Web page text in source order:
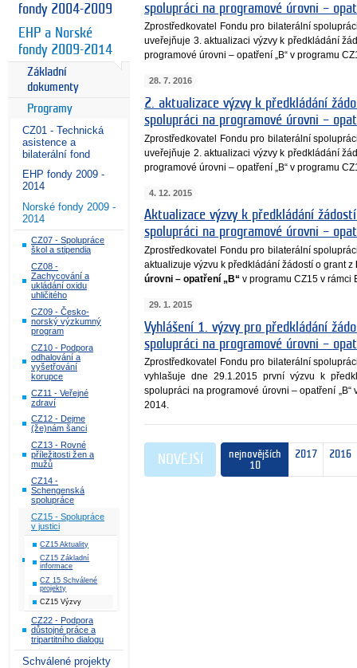
fondy 2004-2009
EHP a Norské
fondy 2009-2014
Základní
dokumenty
Programy
CZ01 - Technická
asistence a
bilaterální fond
EHP fondy 2009 -
2014
Norské fondy 2009 -
2014
CZ07 - Spolupráce
škol a stipendia
CZ08 -
Zachycování a
ukládání oxidu
uhličitého
CZ09 - Česko-
norský výzkumný
program
CZ10 - Podpora
odhalování a
vyšetřování
korupce
CZ11 - Veřejné
zdraví
CZ12 - Dejme
(že)nám šanci
CZ13 - Rovné
příležitosti žen a
mužů
CZ14 -
Schengenská
spolupráce
CZ15 - Spolupráce
v justici
CZ15 Aktuality
CZ15 Základní
informace
CZ 15 Schválené
projekty
CZ15 Výzvy
CZ22 - Podpora
důstojné práce a
tripartitního dialogu
Schválené projekty
spolupráci na programové úrovni –
Zprostředkovatel Fondu pro bilaterální
uveřejňuje 3. aktualizaci výzvy k předkládání
programové úrovni – opatření „B“ v programu
28. 7. 2016
2. aktualizace výzvy k předkládání
spolupráci na programové úrovni –
Zprostředkovatel Fondu pro bilaterální
uveřejňuje 2. aktualizaci výzvy k předkládání
programové úrovni – opatření „B“ v programu
4. 12. 2015
Aktualizace výzvy k předkládání
spolupráci na programové úrovni –
Zprostředkovatel Fondu pro bilaterální
aktualizuje výzvu k předkládání žádostí o grant z
úrovni – opatření „B“ v programu CZ15 v rámci
29. 1. 2015
Vyhlášení 1. výzvy pro předkládání
spolupráci na programové úrovni –
Zprostředkovatel Fondu pro bilaterální
vyhlašuje dne 29.1.2015 první výzvu k
spolupráci na programové úrovni – opatření
2014.
nejnovějších
10
2017 2016
NOVĚJŠÍ